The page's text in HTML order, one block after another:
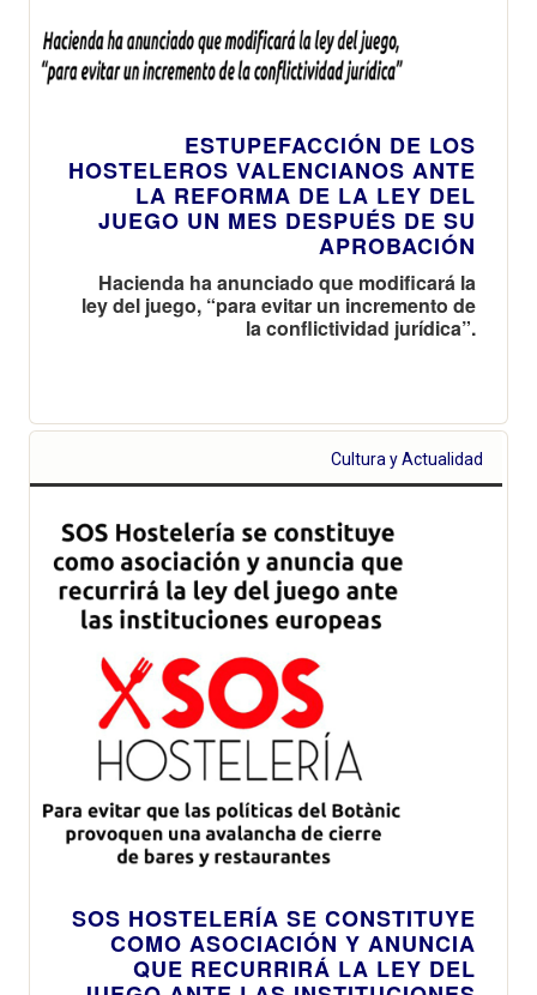
ESTUPEFACCIÓN DE LOS
HOSTELEROS VALENCIANOS ANTE
LA REFORMA DE LA LEY DEL
JUEGO UN MES DESPUÉS DE SU
APROBACIÓN
Hacienda ha anunciado que modificará la
ley del juego, “para evitar un incremento de
la conflictividad jurídica”.
Cultura y Actualidad
SOS HOSTELERÍA SE CONSTITUYE
COMO ASOCIACIÓN Y ANUNCIA
QUE RECURRIRÁ LA LEY DEL